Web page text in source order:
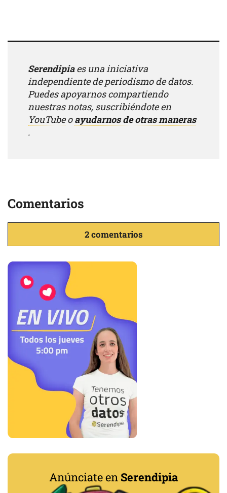
Serendipiaes una iniciativa
independiente de periodismo de datos.
Puedes apoyarnos compartiendo
nuestras notas, suscribiéndote en
YouTubeoayudarnos de otras maneras
.
Comentarios
2 comentarios
Anúnciate en Serendipia